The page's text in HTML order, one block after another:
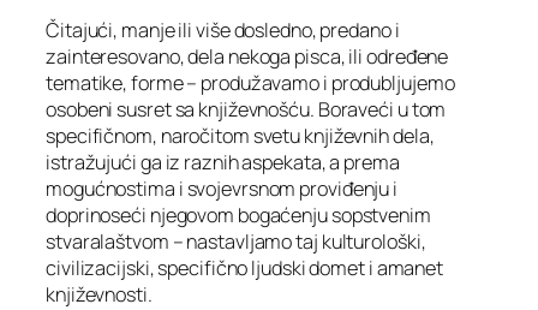
Čitajući, manje ili više dosledno, predano i
zainteresovano, dela nekoga pisca, ili određene
tematike, forme – produžavamo i produbljujemo
osobeni susret sa književnošću. Boraveći u tom
specifičnom, naročitom svetu književnih dela,
istražujući ga iz raznih aspekata, a prema
mogućnostima i svojevrsnom proviđenju i
doprinoseći njegovom bogaćenju sopstvenim
stvaralaštvom – nastavljamo taj kulturološki,
civilizacijski, specifično ljudski domet i amanet
književnosti.